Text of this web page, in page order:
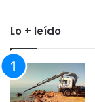
Lo + leído